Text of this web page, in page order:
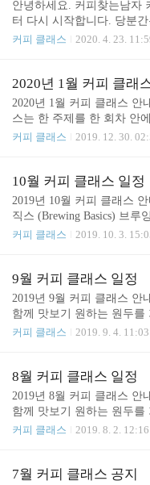
춤식으로 진행하고 있으니,
문의해주시면 됩니다. 1. 브
Basics) 브루잉 베이직스 클
론적/체계적으로 배우기 원
니다. 완전히 초보에게 맞춰
업에 종사하는 경력있는 바
..
안녕하세요. 커피찾는남자
터 다시 시작합니다. 당분간
로 클래스를 여러 차례(격
진행하고 있습니다. 아래 내
됩니다. 감사합니다. *코로
거주하시는 지역과 무관하
습니다. 자가 차량이 있으
권장드립니다. 1. 브루잉 베
대한 이론을 이해하는 시간
계적으로 배우기 원하시는
강생은 현업에 종사하는 바
커피 클래스 2020. 4. 23.
2020년 1월 커피 클래
2020년 1월 커피 클래스 안
스는 한 주제를 한 회차 안
을 설명하는 것에 무게 중심
차를 3회로 늘려서 진행하
역시 다양한 커피를 준비해
이론 중심의 원데이로 진행
하고 있으니 아래 내용 참
이직스 (Brewing Basics) 브
하는 시간입니다. 커피를
원하시는 분을 위한 자리입
무엇인가? - 커피 브루잉/추
커피 클래스 2019. 12. 30.
10월 커피 클래스 일정
2019년 10월 커피 클래스
직스 (Brewing Basics) 브루
드드립 및 커피 추출에 대
엇인가? - 커피 브루잉/추출
가수분해) - 추출과 에너지
게 측정하는가? - SCAA 브
TDS 농도와 수율에 대한
르딕 바리스타 포럼) - Matt
T% - 보편적인 레시피 조
시간..
커피 클래스 2019. 10. 3.
9월 커피 클래스 일정
2019년 9월 커피 클래스 안
함께 맛보기 원하는 원두를
내려 드립니다. (모든 클래
시간입니다. 커피를 이론적/
시는 분을 위한 자리입니다
인가? - 커피 브루잉/추출의
수분해) - 추출과 에너지 -
측정하는가? - SCAA 브루
르딕 바리스타 포럼) - Matt
ee Compass 소개..
커피 클래스 2019. 9. 4. 11:03
8월 커피 클래스 일정
2019년 8월 커피 클래스 안
함께 맛보기 원하는 원두를
내려 드립니다. (모든 클래
이론을 이해하는 시간입니
커피 클래스 2019. 8. 2. 12:16
7월 커피 클래스 공지